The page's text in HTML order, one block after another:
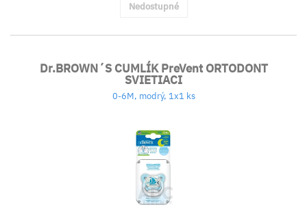
Nedostupné
Dr.BROWN´S CUMLÍK PreVent ORTODONT
SVIETIACI
0-6M, modrý, 1x1 ks